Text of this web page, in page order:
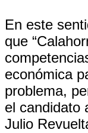
En este
que
económica
problema,
el candidato
Julio